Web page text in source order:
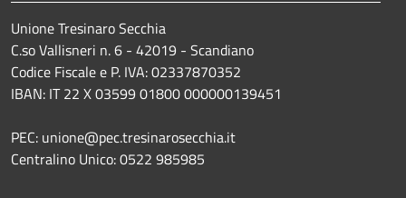
Unione Tresinaro Secchia
C.so Vallisneri n. 6 - 42019 - Scandiano
Codice Fiscale e P. IVA: 02337870352
IBAN: IT 22 X 03599 01800 000000139451
PEC: unione@pec.tresinarosecchia.it
Centralino Unico: 0522 985985